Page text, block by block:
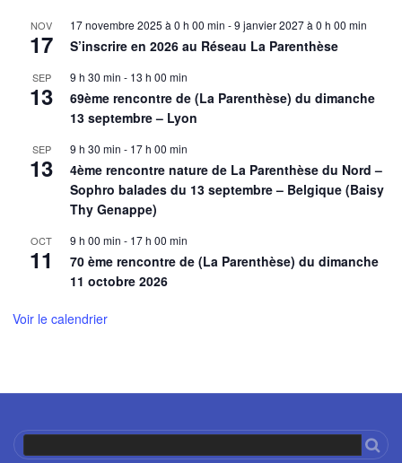
NOV
17
17 novembre 2025 à 0 h 00 min -9 janvier 2027 à 0 h 00 min
S’inscrire en 2026 au Réseau La Parenthèse
SEP
13
9 h 30 min - 13 h 00 min
69ème rencontre de (La Parenthèse) du dimanche
13 septembre – Lyon
SEP
13
9 h 30 min - 17 h 00 min
4ème rencontre nature de La Parenthèse du Nord –
Sophro balades du 13 septembre – Belgique (Baisy
Thy Genappe)
OCT
11
9 h 00 min - 17 h 00 min
70 ème rencontre de (La Parenthèse) du dimanche
11 octobre 2026
Voir le calendrier